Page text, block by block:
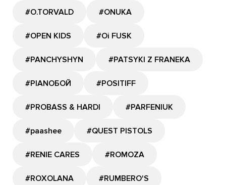
#O.TORVALD #ONUKA
#OPEN KIDS #Oi FUSK
#PANCHYSHYN #PATSYKI Z FRANEKA
#PIANOБОЙ #POSITIFF
#PROBASS & HARDI #PARFENIUK
#paashee #QUEST PISTOLS
#RENIE CARES #ROMOZA
#ROXOLANA #RUMBERO'S